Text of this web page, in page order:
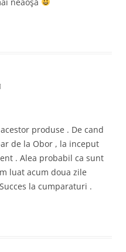
produse . De cand
de la Obor , la inceput
. Alea probabil ca sunt
luat acum doua zile
la cumparaturi .